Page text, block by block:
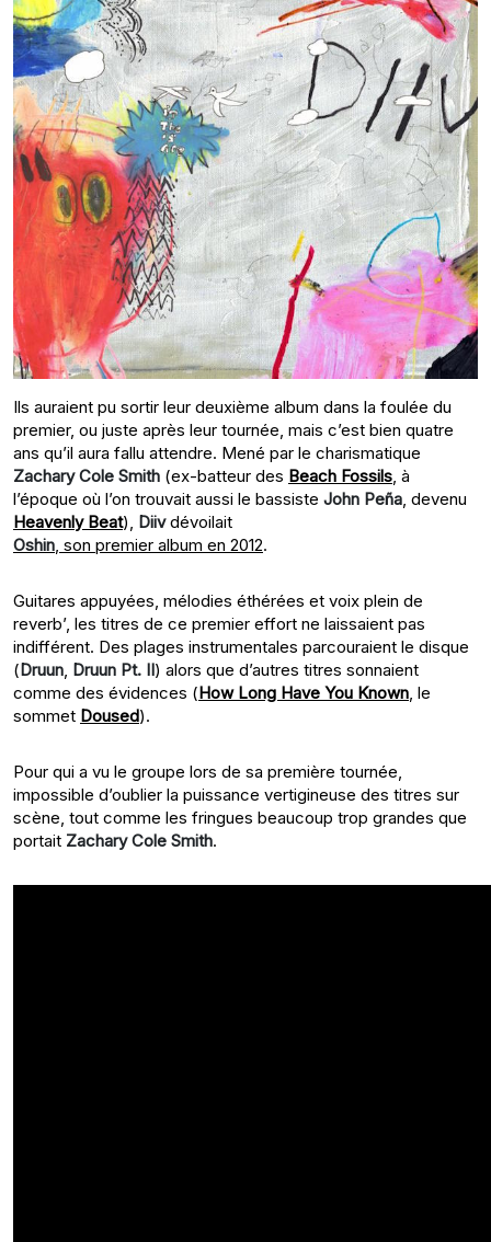
Ils auraient pu sortir leur deuxième album dans la foulée du
premier, ou juste après leur tournée, mais c’est bien quatre
ans qu’il aura fallu attendre. Mené par le charismatique
Zachary Cole Smith (ex-batteur des Beach Fossils, à
l’époque où l’on trouvait aussi le bassiste John Peña, devenu
Heavenly Beat), Diivdévoilait
Oshin, son premier album en 2012.
Guitares appuyées, mélodies éthérées et voix plein de
reverb’, les titres de ce premier effort ne laissaient pas
indifférent. Des plages instrumentales parcouraient le disque
( Druun, Druun Pt. II) alors que d’autres titres sonnaient
comme des évidences (How Long Have You Known, le
sommet Doused).
Pour qui a vu le groupe lors de sa première tournée,
impossible d’oublier la puissance vertigineuse des titres sur
scène, tout comme les fringues beaucoup trop grandes que
portait Zachary Cole Smith.